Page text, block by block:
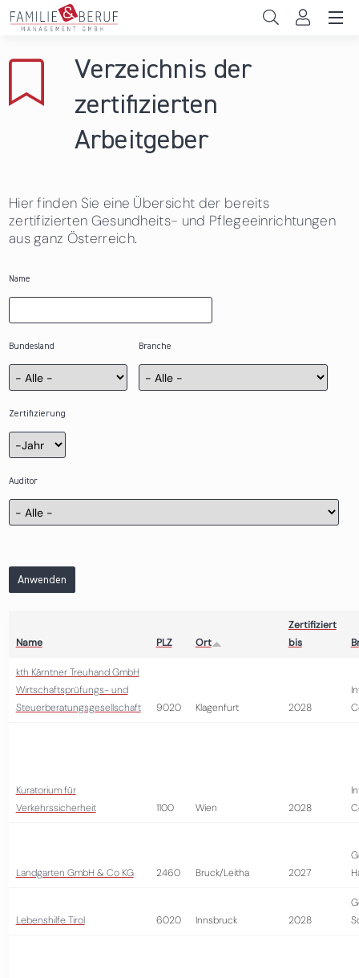
Direkt zum Inhalt
Gemeinden
Das sind wir
News & Events
Verzeichnis der
zertifizierten
Arbeitgeber
Hier finden Sie eine Übersicht der bereits
zertifizierten Gesundheits- und Pflegeeinrichtungen
aus ganz Österreich.
Name
Bundesland Branche
Zertifizierung
Zertifizierung
Jahr
Auditor
Anwenden
Name PLZ Ort
Zertifiziert
bis
kth Kärntner Treuhand GmbH
Wirtschaftsprüfungs- und
Steuerberatungsgesellschaft
9020 Klagenfurt 2028
Kuratorium für
Verkehrssicherheit
1100 Wien 2028
Landgarten GmbH & Co KG 2460 Bruck/Leitha 2027
Lebenshilfe Tirol 6020 Innsbruck 2028